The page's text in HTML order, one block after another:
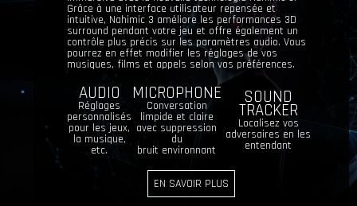
Grâce à une interface utilisateur repensée et
intuitive, Nahimic 3 améliore les performances 3D
surround pendant votre jeu et offre également un
contrôle plus précis sur les paramètres audio. Vous
pourrez en effet modifier les réglages de vos
musiques, films et appels selon vos préférences.
AUDIO
Réglages
personnalisés
pour les jeux,
la musique,
etc.
MICROPHONE
Conversation
limpide et claire
avec suppression
du
bruit environnant
SOUND
TRACKER
Localisez vos
adversaires en les
entendant
EN SAVOIR PLUS